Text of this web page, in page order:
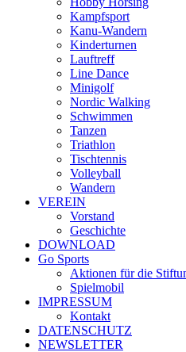
Kampfsport
Kanu-Wandern
Kinderturnen
Lauftreff
Line Dance
Minigolf
Nordic Walking
Schwimmen
Tanzen
Triathlon
Tischtennis
Volleyball
Wandern
VEREIN
Vorstand
Geschichte
DOWNLOAD
Go Sports
Aktionen für die
Spielmobil
IMPRESSUM
Kontakt
DATENSCHUTZ
NEWSLETTER